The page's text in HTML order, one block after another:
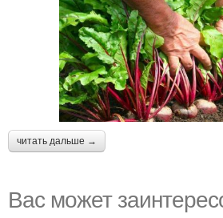
читать дальше →
Вас может